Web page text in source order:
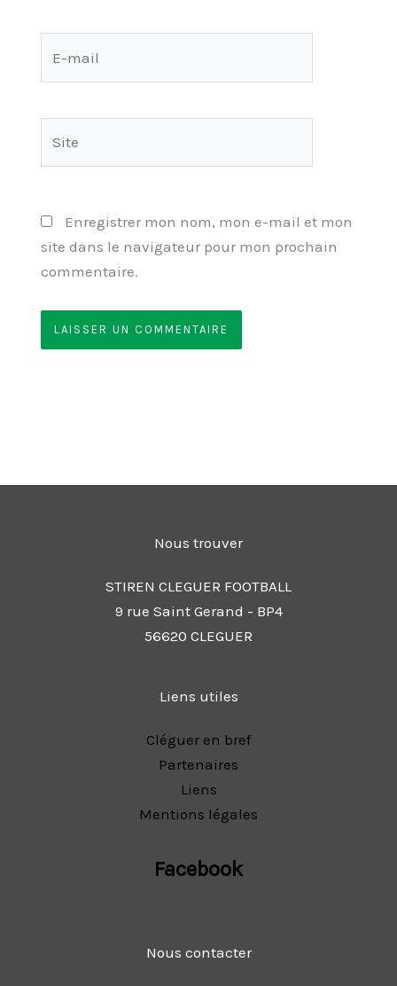
Enregistrer mon nom, mon e-mail et mon
site dans le navigateur pour mon prochain
commentaire.
Nous trouver
STIREN CLEGUER FOOTBALL
9 rue Saint Gerand - BP4
56620 CLEGUER
Liens utiles
Cléguer en bref
Partenaires
Liens
Mentions légales
Facebook
Nous contacter